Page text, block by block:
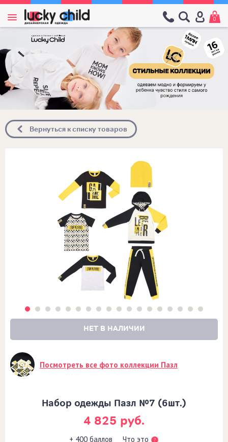
0
Вернуться к списку товаров
НЕТ В НАЛИЧИИ
Посмотреть все фото коллекции Пазл
4 825 руб.
Набор одежды Пазл №7 (6шт.)
+ 400 баллов Что это